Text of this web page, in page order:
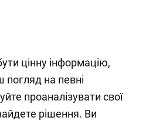
цінну інформацію,
погляд на певні
проаналізувати свої
рішення. Ви